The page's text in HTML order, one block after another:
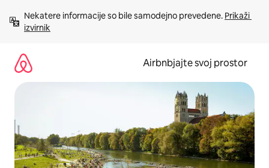
vsebino
Nekatere informacije so bile samodejno prevedene. Prikaži
izvirnik
Airbnbjajte svoj prostor